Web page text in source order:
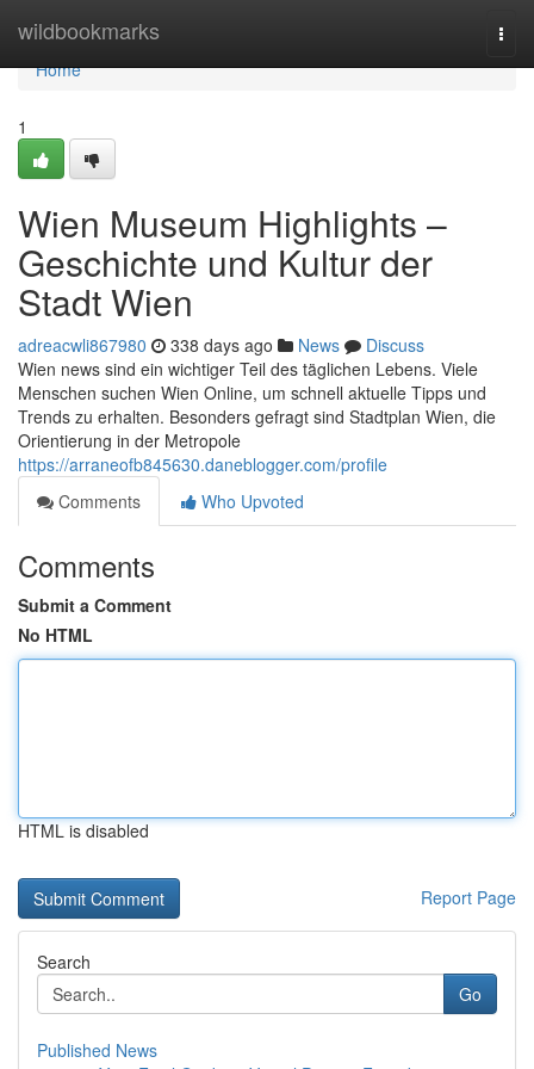
wildbookmarks
Home
Home
1
Wien Museum Highlights –
Geschichte und Kultur der
Stadt Wien
adreacwli867980 338 days ago News
Discuss
Wien news sind ein wichtiger Teil des täglichen Lebens. Viele
Menschen suchen Wien Online, um schnell aktuelle Tipps und
Trends zu erhalten. Besonders gefragt sind Stadtplan Wien, die
Orientierung in der Metropole
https://arraneofb845630.daneblogger.com/profile
Comments
Who Upvoted
Comments
Submit a Comment
No HTML
HTML is disabled
Report Page
Search
Go
Published News